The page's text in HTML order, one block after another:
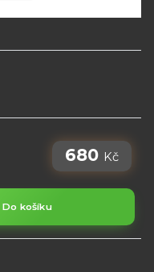
680 Kč
Do košíku